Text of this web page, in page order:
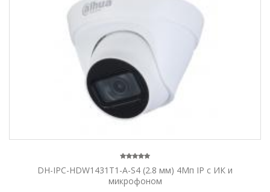
DH-IPC-HDW1431T1-A-S4 (2.8 мм) 4Mп IP c ИК и
микрофоном